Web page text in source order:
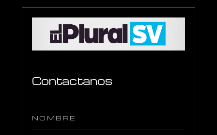
Contactanos